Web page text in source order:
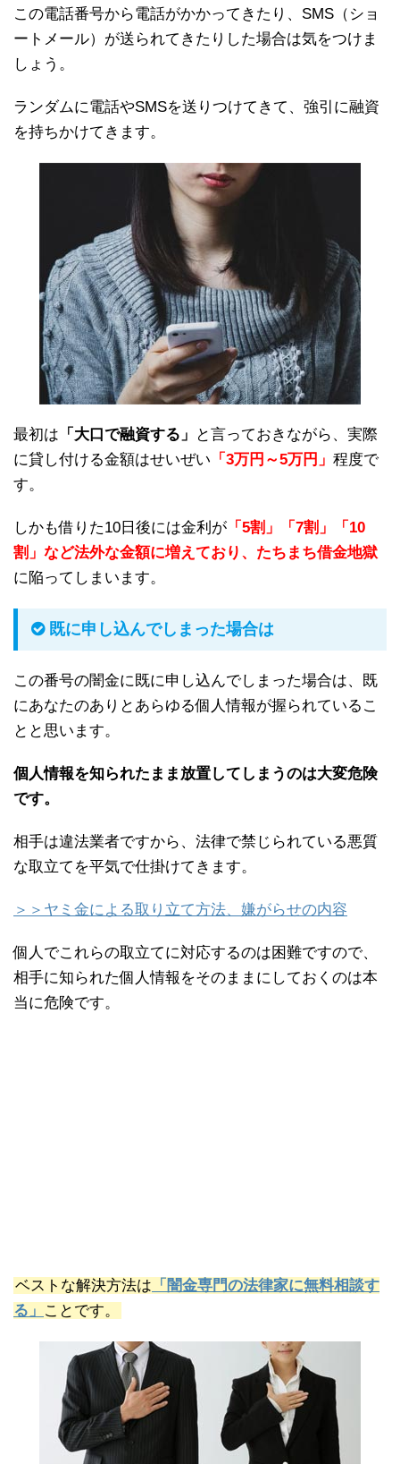
この電話番号から電話がかかってきたり、SMS（ショ
ートメール）が送られてきたりした場合は気をつけま
しょう。
ランダムに電話やSMSを送りつけてきて、強引に融資
を持ちかけてきます。
最初は 「大口で融資する」
と言っておきながら、実際
に貸し付ける金額はせいぜい 「3万円～5万円」 程度で
す。
しかも借りた10日後には金利が 「5割」「7割」「10
割」など法外な金額に増えており、たちまち借金地獄
に陥ってしまいます。
既に申し込んでしまった場合は
この番号の闇金に既に申し込んでしまった場合は、既
にあなたのありとあらゆる個人情報が握られているこ
とと思います。
個人情報を知られたまま放置してしまうのは大変危険
です。
相手は違法業者ですから、法律で禁じられている悪質
な取立てを平気で仕掛けてきます。
＞＞ヤミ金による取り立て方法、嫌がらせの内容
個人でこれらの取立てに対応するのは困難ですので、
相手に知られた個人情報をそのままにしておくのは本
当に危険です。
ベストな解決方法は 「闇金専門の法律家に無料相談す
る」 ことです。